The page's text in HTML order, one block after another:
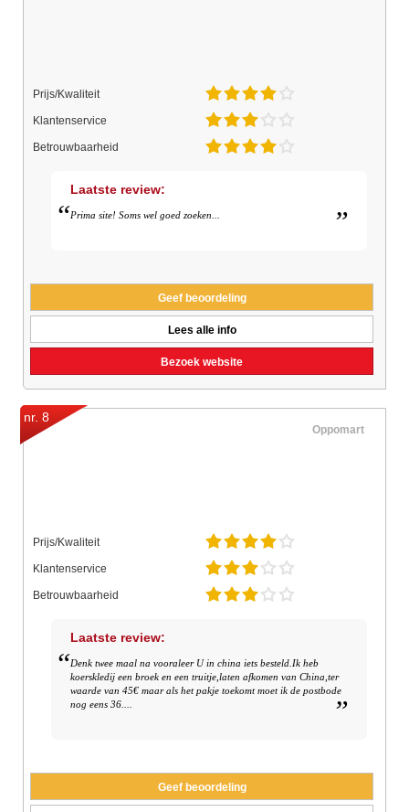
Prijs/Kwaliteit
Klantenservice
Betrouwbaarheid
Laatste review:
Prima site! Soms wel goed zoeken...
Geef beoordeling
Lees alle info
Bezoek website
nr. 8
Oppomart
Prijs/Kwaliteit
Klantenservice
Betrouwbaarheid
Laatste review:
Denk twee maal na vooraleer U in china iets besteld.Ik heb
koerskledij een broek en een truitje,laten afkomen van China,ter
waarde van 45€ maar als het pakje toekomt moet ik de postbode
nog eens 36....
Geef beoordeling